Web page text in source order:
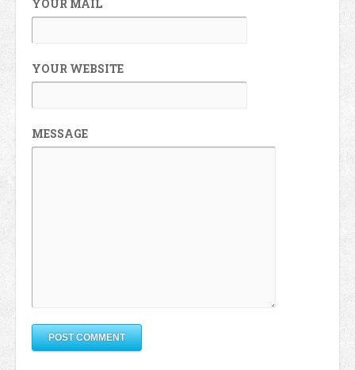
YOUR MAIL
YOUR WEBSITE
MESSAGE